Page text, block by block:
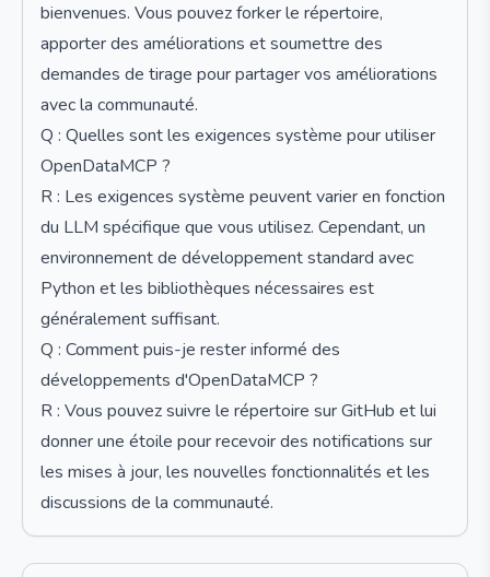
bienvenues. Vous pouvez forker le répertoire,
apporter des améliorations et soumettre des
demandes de tirage pour partager vos améliorations
avec la communauté.
Q : Quelles sont les exigences système pour utiliser
OpenDataMCP ?
R : Les exigences système peuvent varier en fonction
du LLM spécifique que vous utilisez. Cependant, un
environnement de développement standard avec
Python et les bibliothèques nécessaires est
généralement suffisant.
Q : Comment puis-je rester informé des
développements d'OpenDataMCP ?
R : Vous pouvez suivre le répertoire sur GitHub et lui
donner une étoile pour recevoir des notifications sur
les mises à jour, les nouvelles fonctionnalités et les
discussions de la communauté.